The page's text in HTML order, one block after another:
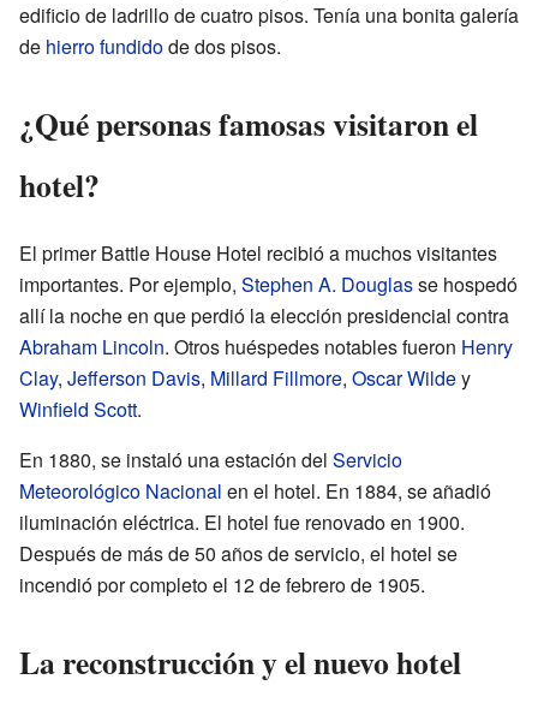
edificio de ladrillo de cuatro pisos. Tenía una bonita galería
de hierro fundidode dos pisos.
¿Qué personas famosas visitaron el
hotel?
El primer Battle House Hotel recibió a muchos visitantes
importantes. Por ejemplo, Stephen A. Douglasse hospedó
allí la noche en que perdió la elección presidencial contra
Abraham Lincoln. Otros huéspedes notables fueron Henry
Clay, Jefferson Davis, Millard Fillmore, Oscar Wildey
Winfield Scott.
En 1880, se instaló una estación del Servicio
Meteorológico Nacional en el hotel. En 1884, se añadió
iluminación eléctrica. El hotel fue renovado en 1900.
Después de más de 50 años de servicio, el hotel se
incendió por completo el 12 de febrero de 1905.
La reconstrucción y el nuevo hotel